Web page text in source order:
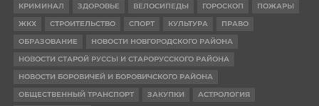
КРИМИНАЛ
ЗДОРОВЬЕ ВЕЛОСИПЕДЫ ГОРОСКОП
ПОЖАРЫ
ЖКХ
СТРОИТЕЛЬСТВО СПОРТ КУЛЬТУРА
ПРАВО
ОБРАЗОВАНИЕ
НОВОСТИ НОВГОРОДСКОГО РАЙОНА
НОВОСТИ СТАРОЙ РУССЫ И СТАРОРУССКОГО РАЙОНА
НОВОСТИ БОРОВИЧЕЙ И БОРОВИЧСКОГО РАЙОНА
ОБЩЕСТВЕННЫЙ ТРАНСПОРТ
ЗАКУПКИ АСТРОЛОГИЯ